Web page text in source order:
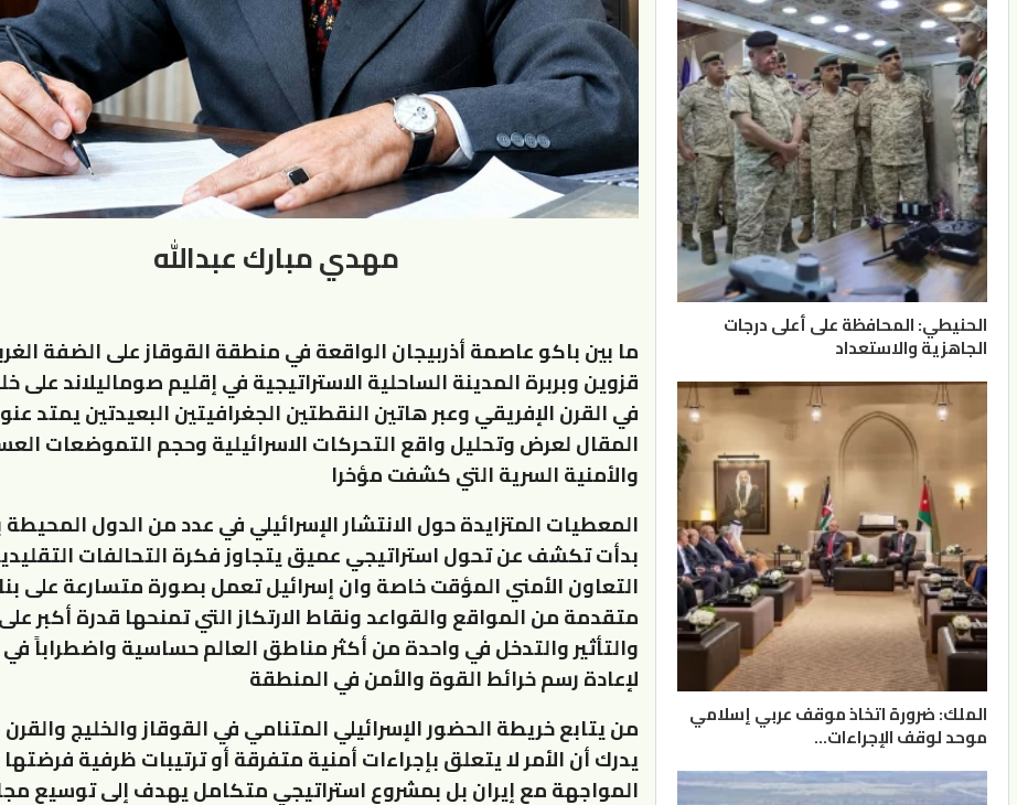
مهدي مبارك عبدالله
ما بين باكو عاصمة أذربيجان الواقعة في منطقة القوقاز على الضفة
قزوين وبربرة المدينة الساحلية الاستراتيجية في إقليم صوماليلاند على
في القرن الإفريقي وعبر هاتين النقطتين الجغرافيتين البعيدتين يمتد
المقال لعرض وتحليل واقع التحركات الاسرائيلية وحجم التموضعات
والأمنية السرية التي كشفت مؤخرا
المعطيات المتزايدة حول الانتشار الإسرائيلي في عدد من الدول المحيطة
بدأت تكشف عن تحول استراتيجي عميق يتجاوز فكرة التحالفات
التعاون الأمني المؤقت خاصة وان إسرائيل تعمل بصورة متسارعة على
متقدمة من المواقع والقواعد ونقاط الارتكاز التي تمنحها قدرة أكبر
والتأثير والتدخل في واحدة من أكثر مناطق العالم حساسية واضطراباً
لإعادة رسم خرائط القوة والأمن في المنطقة
من يتابع خريطة الحضور الإسرائيلي المتنامي في القوقاز والخليج
يدرك أن الأمر لا يتعلق بإجراءات أمنية متفرقة أو ترتيبات ظرفية فرضتها
المواجهة مع إيران بل بمشروع استراتيجي متكامل يهدف إلى توسيع
الحنيطي: المحافظة على أعلى درجات
الجاهزية والاستعداد
الملك: ضرورة اتخاذ موقف عربي إسلامي
موحد لوقف الإجراءات…